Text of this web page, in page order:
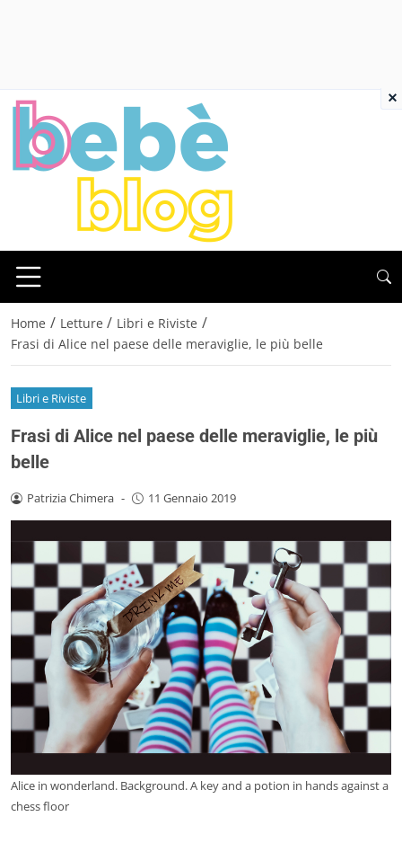
Home / Letture / Libri e Riviste /
Frasi di Alice nel paese delle meraviglie, le più belle
Libri e Riviste
Frasi di Alice nel paese delle meraviglie, le più
belle
Patrizia Chimera - 11 Gennaio 2019
Alice in wonderland. Background. A key and a potion in hands against a
chess floor
×